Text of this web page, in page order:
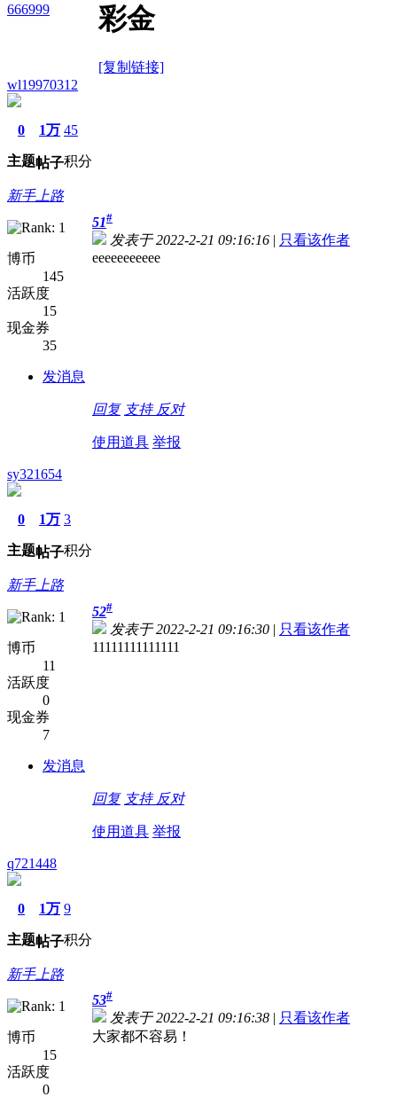
666999
彩金
[复制链接]
wl19970312
0
主题
1万
帖子
45
积分
新手上路
博币
145
活跃度
15
现金券
35
发消息
51#
发表于 2022-2-21 09:16:16 | 只看该作者
eeeeeeeeeee
回复 支持 反对
使用道具 举报
sy321654
0
主题
1万
帖子
3
积分
新手上路
博币
11
活跃度
0
现金券
7
发消息
52#
发表于 2022-2-21 09:16:30 | 只看该作者
11111111111111
回复 支持 反对
使用道具 举报
q721448
0
主题
1万
帖子
9
积分
新手上路
博币
15
活跃度
0
53#
发表于 2022-2-21 09:16:38 | 只看该作者
大家都不容易！